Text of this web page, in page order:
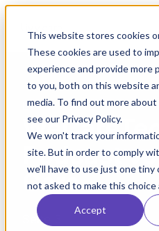
This website stores cookies
These cookies are used to
experience and provide more
to you, both on this website
media. To find out more
see our Privacy Policy.
We won't track your
site. But in order to comply
we'll have to use just one tiny
not asked to make this choice
Accept
LIVY CARE
Podcast
Care
Seite 3